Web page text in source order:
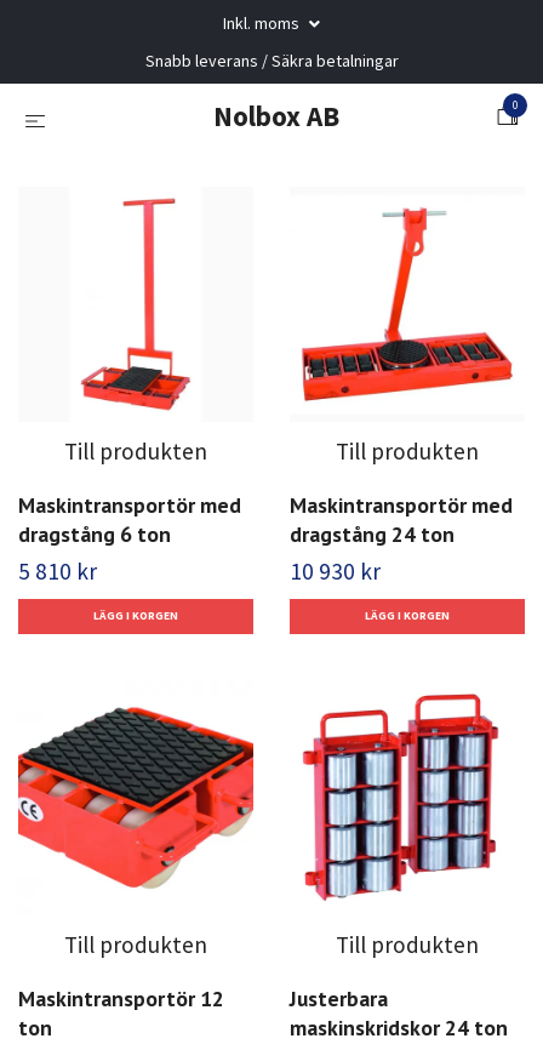
Inkl. moms
Snabb leverans / Säkra betalningar
Nolbox AB 0
Till produkten
Maskintransportör med
dragstång 6 ton
5 810 kr
Till produkten
Maskintransportör med
dragstång 24 ton
10 930 kr
Till produkten
Maskintransportör 12
ton
Till produkten
Justerbara
maskinskridskor 24 ton